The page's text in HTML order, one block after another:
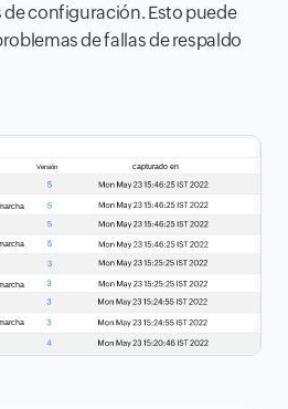
de configuración. Esto puede
de fallas de respaldo